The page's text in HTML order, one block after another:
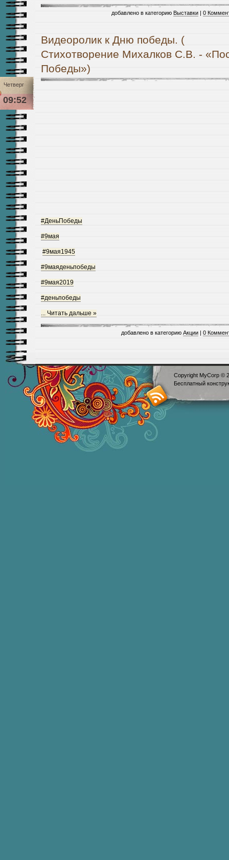
добавлено в категорию Выставки | 0
Видеоролик к Дню победы. (
Стихотворение Михалков С.В. -
Победы»)
Четверг
09:52
#ДеньПобеды
#9мая
#9мая1945
#9маяденьпобеды
#9мая2019
#деньпобеды
... Читать дальше »
добавлено в категорию Акции | 0
Copyright MyCorp ©
Бесплатный